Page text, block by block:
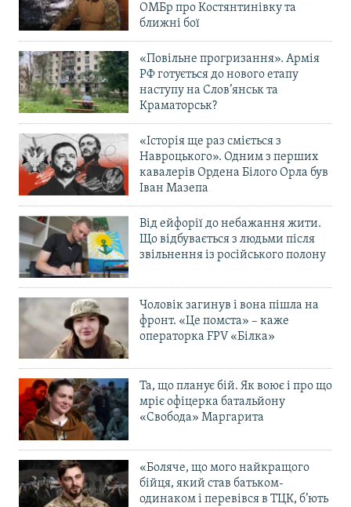
ОМБр про Костянтинівку та
ближні бої
«Повільне прогризання». Армія
РФ готується до нового етапу
наступу на Слов’янськ та
Краматорськ?
«Історія ще раз сміється з
Навроцького». Одним з перших
кавалерів Ордена Білого Орла був
Іван Мазепа
Від ейфорії до небажання жити.
Що відбувається з людьми після
звільнення із російського полону
Чоловік загинув і вона пішла на
фронт. «Це помста» – каже
операторка FPV «Білка»
Та, що планує бій. Як воює і про що
мріє офіцерка батальйону
«Свобода» Маргарита
«Боляче, що мого найкращого
бійця, який став батьком-
одинаком і перевівся в ТЦК, б’ють